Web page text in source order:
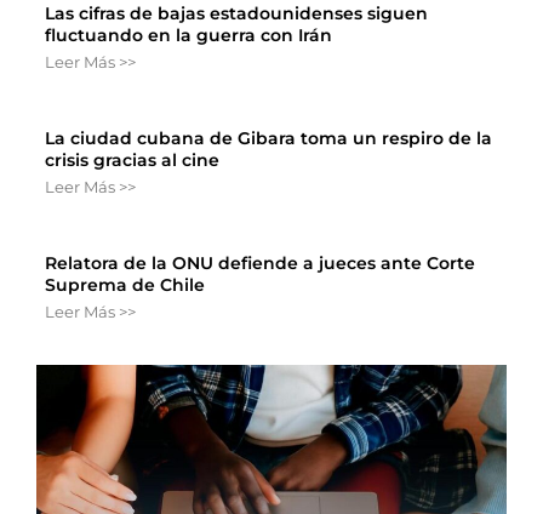
Las cifras de bajas estadounidenses siguen
fluctuando en la guerra con Irán
Leer Más >>
La ciudad cubana de Gibara toma un respiro de la
crisis gracias al cine
Leer Más >>
Relatora de la ONU defiende a jueces ante Corte
Suprema de Chile
Leer Más >>